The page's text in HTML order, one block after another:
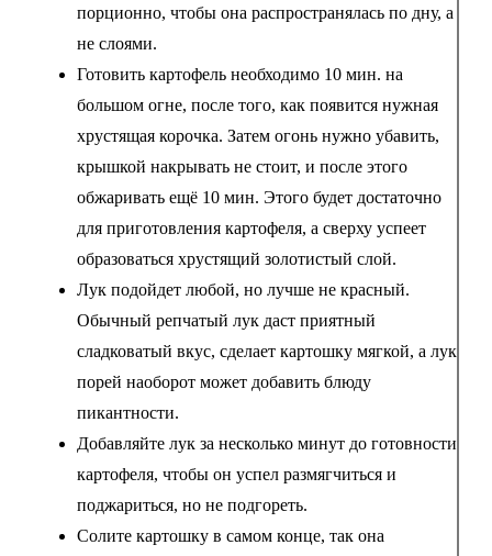
порционно, чтобы она распространялась по дну, а
не слоями.
Готовить картофель необходимо 10 мин. на
большом огне, после того, как появится нужная
хрустящая корочка. Затем огонь нужно убавить,
крышкой накрывать не стоит, и после этого
обжаривать ещё 10 мин. Этого будет достаточно
для приготовления картофеля, а сверху успеет
образоваться хрустящий золотистый слой.
Лук подойдет любой, но лучше не красный.
Обычный репчатый лук даст приятный
сладковатый вкус, сделает картошку мягкой, а лук
порей наоборот может добавить блюду
пикантности.
Добавляйте лук за несколько минут до готовности
картофеля, чтобы он успел размягчиться и
поджариться, но не подгореть.
Солите картошку в самом конце, так она